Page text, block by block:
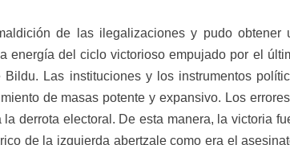
de las ilegalizaciones y pudo obtener
energía del ciclo victorioso empujado por el
Las instituciones y los instrumentos
de masas potente y expansivo. Los
derrota electoral. De esta manera, la victoria
de la izquierda abertzale como era el